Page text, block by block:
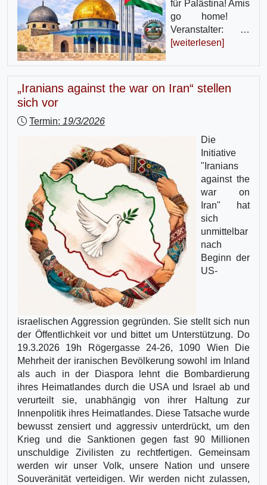
für Palästina! Amis
go home!
Veranstalter: …
[weiterlesen]
„Iranians against the war on Iran“ stellen
sich vor
Termin: 19/3/2026
Die
Initiative
"Iranians
against the
war on
Iran" hat
sich
unmittelbar
nach
Beginn der
US-
israelischen Aggression gegründen. Sie stellt sich nun
der Öffentlichkeit vor und bittet um Unterstützung. Do
19.3.2026 19h Rögergasse 24-26, 1090 Wien Die
Mehrheit der iranischen Bevölkerung sowohl im Inland
als auch in der Diaspora lehnt die Bombardierung
ihres Heimatlandes durch die USA und Israel ab und
verurteilt sie, unabhängig von ihrer Haltung zur
Innenpolitik ihres Heimatlandes. Diese Tatsache wurde
bewusst zensiert und aggressiv unterdrückt, um den
Krieg und die Sanktionen gegen fast 90 Millionen
unschuldige Zivilisten zu rechtfertigen. Gemeinsam
werden wir unser Volk, unsere Nation und unsere
Souveränität verteidigen. Wir werden nicht zulassen,